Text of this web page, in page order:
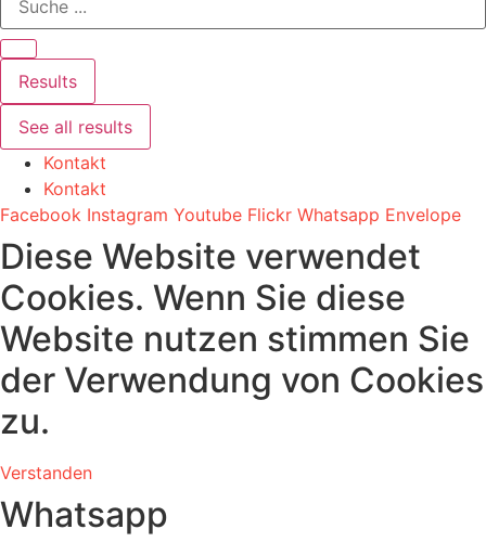
Results
See all results
Kontakt
Kontakt
Facebook Instagram Youtube Flickr Whatsapp Envelope
Diese Website verwendet
Cookies. Wenn Sie diese
Website nutzen stimmen Sie
der Verwendung von Cookies
zu.
Verstanden
Whatsapp